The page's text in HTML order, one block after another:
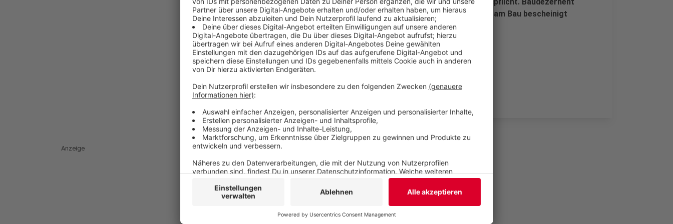
Frank Meyer ist trotzdem sauer. Wenn im Nachhinein Mängel am Bau bescheinigt
werden, sei das immer mit viel Ärger verbunden.
Veröffentlicht:Dienstag, 19.05.2020 06:12
Anzeige
Anzeige